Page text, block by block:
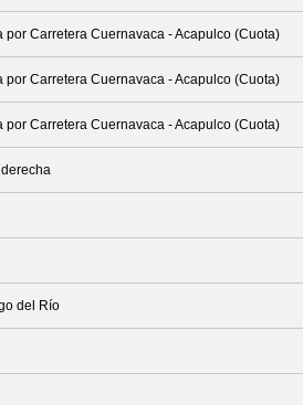
Carretera Cuernavaca - Acapulco (Cuota)
Carretera Cuernavaca - Acapulco (Cuota)
Carretera Cuernavaca - Acapulco (Cuota)
del Río